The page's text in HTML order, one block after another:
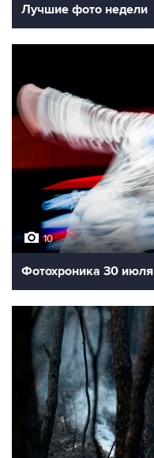
Лучшие фото недели
10
Фотохроника 30 июля